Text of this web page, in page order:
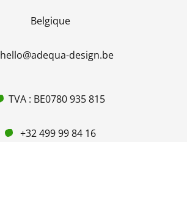
Belgique
hello@adequa-design.be
TVA : BE0780 935 815
+32 499 99 84 16